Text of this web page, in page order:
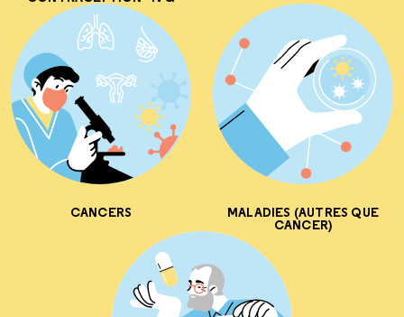
CANCERS MALADIES (AUTRES QUE
CANCER)